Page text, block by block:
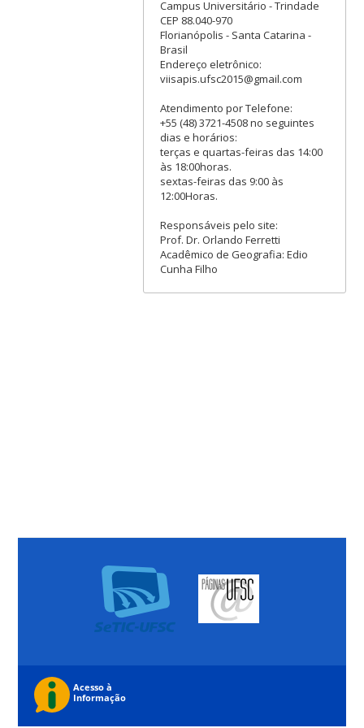
Campus Universitário - Trindade
CEP 88.040-970
Florianópolis - Santa Catarina -
Brasil
Endereço eletrônico:
viisapis.ufsc2015@gmail.com
Atendimento por Telefone:
+55 (48) 3721-4508 no seguintes
dias e horários:
terças e quartas-feiras das 14:00
às 18:00horas.
sextas-feiras das 9:00 às
12:00Horas.
Responsáveis pelo site:
Prof. Dr. Orlando Ferretti
Acadêmico de Geografia: Edio
Cunha Filho